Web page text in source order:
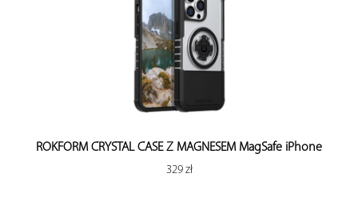
ROKFORM CRYSTAL CASE Z MAGNESEM MagSafe iPhone
329 zł